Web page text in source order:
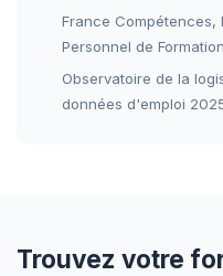
France Compétences,
Personnel de
Observatoire de la
données d'emploi
Trouvez votre